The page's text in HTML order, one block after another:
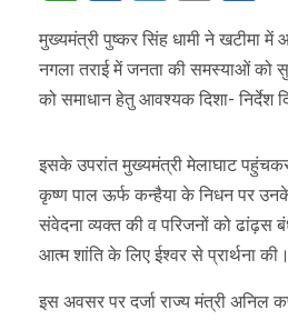
Link
मुख्यमंत्री पुष्कर सिंह धामी ने खटीमा
नगला तराई में जनता की समस्याओं को
को समाधान हेतु आवश्यक दिशा- निर्देश
इसके उपरांत मुख्यमंत्री मेलाघाट
कृष्ण पाल ऊर्फ कन्हैया के निधन पर
संवेदना व्यक्त की व परिजनों को ढांढ़स
आत्म शांति के लिए ईश्वर से प्रार्थना की।
इस अवसर पर दर्जा राज्य मंत्री अनिल